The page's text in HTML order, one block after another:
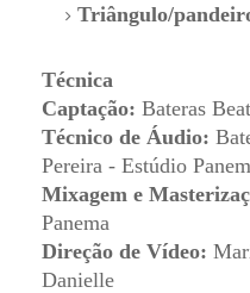
Triângulo/
Técnica
Captação: Bateras
Técnico de Áudio:
Pereira - Estúdio
Mixagem e
Panema
Direção de Vídeo:
Danielle